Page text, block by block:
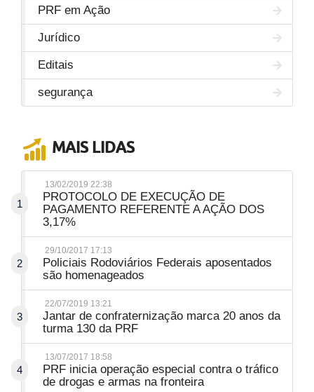
PRF em Ação
Jurídico
Editais
segurança
MAIS LIDAS
1
13/02/2019 22:38
PROTOCOLO DE EXECUÇÃO DE
PAGAMENTO REFERENTE A AÇÃO DOS
3,17%
2
29/10/2017 17:13
Policiais Rodoviários Federais aposentados
são homenageados
3
22/07/2019 13:21
Jantar de confraternização marca 20 anos da
turma 130 da PRF
4
13/07/2017 18:58
PRF inicia operação especial contra o tráfico
de drogas e armas na fronteira